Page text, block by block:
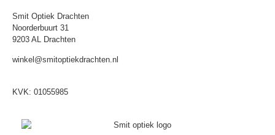
Smit Optiek Drachten
Noorderbuurt 31
9203 AL Drachten
winkel@smitoptiekdrachten.nl
KVK: 01055985